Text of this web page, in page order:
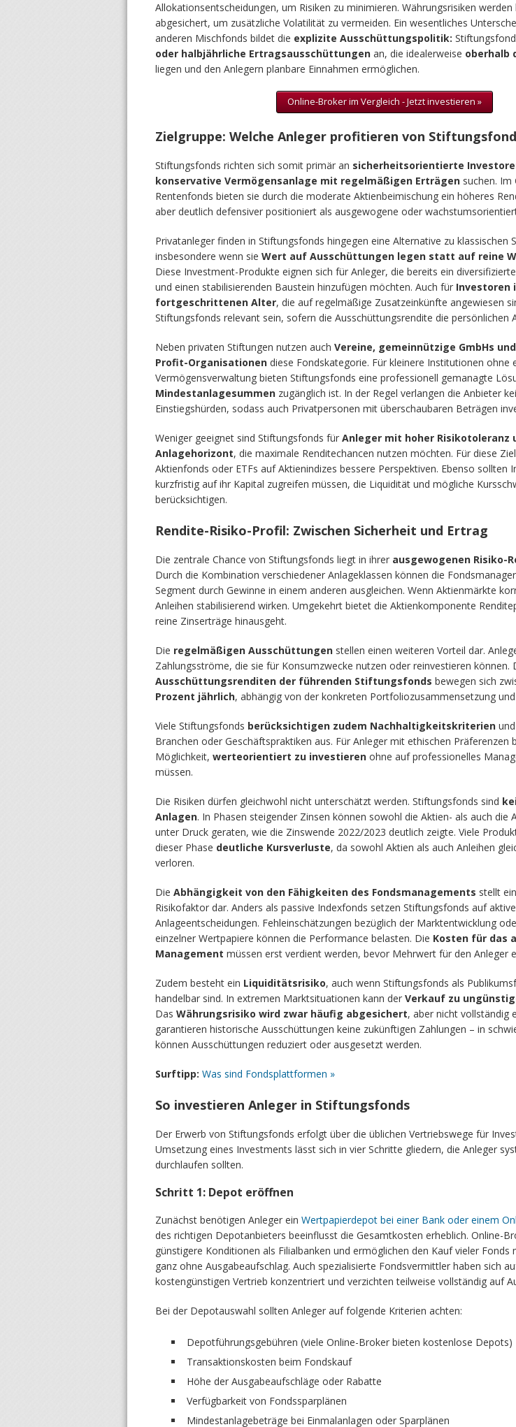
Allokationsentscheidungen, um Risiken zu minimieren. Währungsrisiken
abgesichert, um zusätzliche Volatilität zu vermeiden. Ein wesentliches
anderen Mischfonds bildet die explizite Ausschüttungspolitik:
oder halbjährliche Ertragsausschüttungen an, die idealerweise oberhalb
liegen und den Anlegern planbare Einnahmen ermöglichen.
Online-Broker im Vergleich - Jetzt investieren »
Zielgruppe: Welche Anleger profitieren von
Stiftungsfonds richten sich somit primär an sicherheitsorientierte
konservative Vermögensanlage mit regelmäßigen Erträgen suchen. Im
Rentenfonds bieten sie durch die moderate Aktienbeimischung ein höheres
aber deutlich defensiver positioniert als ausgewogene oder
Privatanleger finden in Stiftungsfonds hingegen eine Alternative zu klassischen
insbesondere wenn sie Wert auf Ausschüttungen legen statt auf reine
Diese Investment-Produkte eignen sich für Anleger, die bereits ein
und einen stabilisierenden Baustein hinzufügen möchten. Auch für Investoren
fortgeschrittenen Alter, die auf regelmäßige Zusatzeinkünfte angewiesen
Stiftungsfonds relevant sein, sofern die Ausschüttungsrendite die persönlichen
Neben privaten Stiftungen nutzen auch Vereine, gemeinnützige GmbHs
Profit-Organisationen diese Fondskategorie. Für kleinere Institutionen ohne
Vermögensverwaltung bieten Stiftungsfonds eine professionell gemanagte
Mindestanlagesummen zugänglich ist. In der Regel verlangen die Anbieter
Einstiegshürden, sodass auch Privatpersonen mit überschaubaren Beträgen
Weniger geeignet sind Stiftungsfonds für Anleger mit hoher Risikotoleranz
Anlagehorizont, die maximale Renditechancen nutzen möchten. Für diese
Aktienfonds oder ETFs auf Aktienindizes bessere Perspektiven. Ebenso sollten
kurzfristig auf ihr Kapital zugreifen müssen, die Liquidität und mögliche
berücksichtigen.
Rendite-Risiko-Profil: Zwischen Sicherheit und Ertrag
Die zentrale Chance von Stiftungsfonds liegt in ihrer ausgewogenen Risiko-
Durch die Kombination verschiedener Anlageklassen können die
Segment durch Gewinne in einem anderen ausgleichen. Wenn Aktienmärkte
Anleihen stabilisierend wirken. Umgekehrt bietet die Aktienkomponente
reine Zinserträge hinausgeht.
Die regelmäßigen Ausschüttungen stellen einen weiteren Vorteil dar.
Zahlungsströme, die sie für Konsumzwecke nutzen oder reinvestieren können.
Ausschüttungsrenditen der führenden Stiftungsfonds bewegen sich
Prozent jährlich, abhängig von der konkreten Portfoliozusammensetzung
Viele Stiftungsfonds berücksichtigen zudem Nachhaltigkeitskriterien
Branchen oder Geschäftspraktiken aus. Für Anleger mit ethischen Präferenzen
Möglichkeit, werteorientiert zu investieren ohne auf professionelles
müssen.
Die Risiken dürfen gleichwohl nicht unterschätzt werden. Stiftungsfonds sind
Anlagen. In Phasen steigender Zinsen können sowohl die Aktien- als auch die
unter Druck geraten, wie die Zinswende 2022/2023 deutlich zeigte. Viele
dieser Phase deutliche Kursverluste, da sowohl Aktien als auch Anleihen
verloren.
Die Abhängigkeit von den Fähigkeiten des Fondsmanagements stellt
Risikofaktor dar. Anders als passive Indexfonds setzen Stiftungsfonds auf aktive
Anlageentscheidungen. Fehleinschätzungen bezüglich der Marktentwicklung
einzelner Wertpapiere können die Performance belasten. Die Kosten für das
Management müssen erst verdient werden, bevor Mehrwert für den Anleger
Zudem besteht ein Liquiditätsrisiko, auch wenn Stiftungsfonds als
handelbar sind. In extremen Marktsituationen kann der Verkauf zu
Das Währungsrisiko wird zwar häufig abgesichert, aber nicht vollständig
garantieren historische Ausschüttungen keine zukünftigen Zahlungen – in
können Ausschüttungen reduziert oder ausgesetzt werden.
Surftipp: Was sind Fondsplattformen »
So investieren Anleger in Stiftungsfonds
Der Erwerb von Stiftungsfonds erfolgt über die üblichen Vertriebswege für
Umsetzung eines Investments lässt sich in vier Schritte gliedern, die Anleger
durchlaufen sollten.
Schritt 1: Depot eröffnen
Zunächst benötigen Anleger ein Wertpapierdepot bei einer Bank oder einem
des richtigen Depotanbieters beeinflusst die Gesamtkosten erheblich. Online-
günstigere Konditionen als Filialbanken und ermöglichen den Kauf vieler
ganz ohne Ausgabeaufschlag. Auch spezialisierte Fondsvermittler haben sich
kostengünstigen Vertrieb konzentriert und verzichten teilweise vollständig auf
Bei der Depotauswahl sollten Anleger auf folgende Kriterien achten:
Depotführungsgebühren (viele Online-Broker bieten kostenlose Depots)
Transaktionskosten beim Fondskauf
Höhe der Ausgabeaufschläge oder Rabatte
Verfügbarkeit von Fondssparplänen
Mindestanlagebeträge bei Einmalanlagen oder Sparplänen